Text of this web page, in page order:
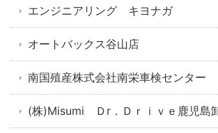
エンジニアリング キヨナガ
オートバックス谷山店
南国殖産株式会社南栄車検センター
(株)Misumi Ｄr．Ｄｒｉｖｅ鹿児島